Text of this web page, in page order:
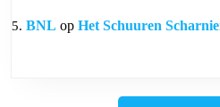
BNL op Het Schuuren